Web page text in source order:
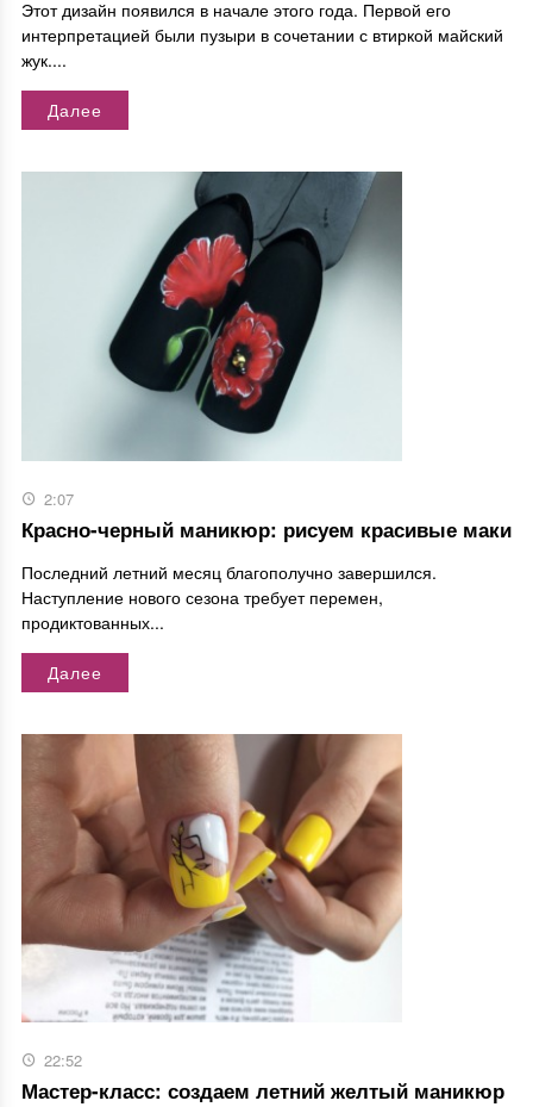
Этот дизайн появился в начале этого года. Первой его
интерпретацией были пузыри в сочетании с втиркой майский
жук....
Далее
2:07
Красно-черный маникюр: рисуем красивые маки
Последний летний месяц благополучно завершился.
Наступление нового сезона требует перемен,
продиктованных...
Далее
22:52
Мастер-класс: создаем летний желтый маникюр